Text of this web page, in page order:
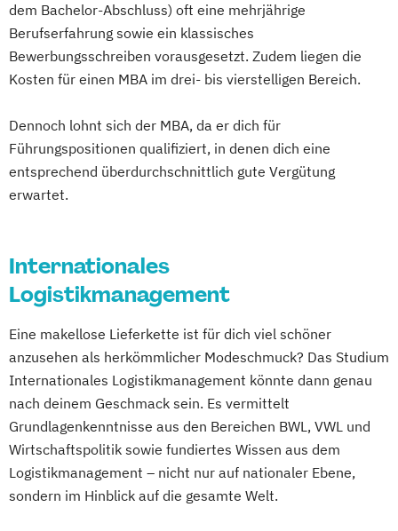
dem Bachelor-Abschluss) oft eine mehrjährige
Berufserfahrung sowie ein klassisches
Bewerbungsschreiben vorausgesetzt. Zudem liegen die
Kosten für einen MBA im drei- bis vierstelligen Bereich.
Dennoch lohnt sich der MBA, da er dich für
Führungspositionen qualifiziert, in denen dich eine
entsprechend überdurchschnittlich gute Vergütung
erwartet.
Internationales
Logistikmanagement
Eine makellose Lieferkette ist für dich viel schöner
anzusehen als herkömmlicher Modeschmuck? Das Studium
Internationales Logistikmanagement könnte dann genau
nach deinem Geschmack sein. Es vermittelt
Grundlagenkenntnisse aus den Bereichen BWL, VWL und
Wirtschaftspolitik sowie fundiertes Wissen aus dem
Logistikmanagement – nicht nur auf nationaler Ebene,
sondern im Hinblick auf die gesamte Welt.